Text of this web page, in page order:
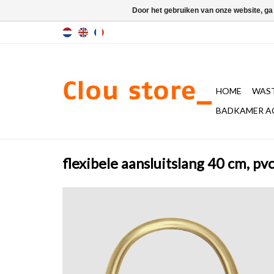
HOME
BADKAMER
flexibele aansluitslang 40 cm,
Door het gebruiken van onze website,